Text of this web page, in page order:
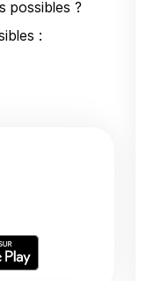
possibles ?
: